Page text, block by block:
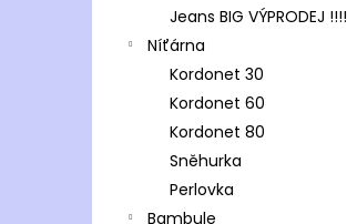
Jeans BIG VÝPRODEJ !!!!
Níťárna
Kordonet 30
Kordonet 60
Kordonet 80
Sněhurka
Perlovka
Bambule